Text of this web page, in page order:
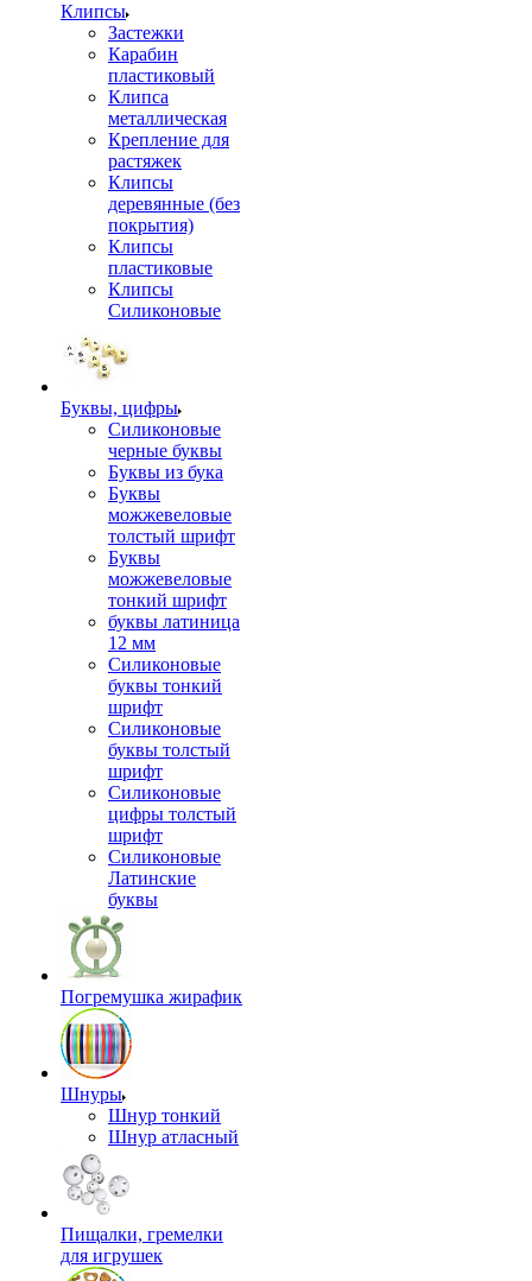
Клипсы
Застежки
Карабин
пластиковый
Клипса
металлическая
Крепление для
растяжек
Клипсы
деревянные (без
покрытия)
Клипсы
пластиковые
Клипсы
Силиконовые
Буквы, цифры
Силиконовые
черные буквы
Буквы из бука
Буквы
можжевеловые
толстый шрифт
Буквы
можжевеловые
тонкий шрифт
буквы латиница
12 мм
Силиконовые
буквы тонкий
шрифт
Силиконовые
буквы толстый
шрифт
Силиконовые
цифры толстый
шрифт
Силиконовые
Латинские
буквы
Погремушка жирафик
Шнуры
Шнур тонкий
Шнур атласный
Пищалки, гремелки
для игрушек